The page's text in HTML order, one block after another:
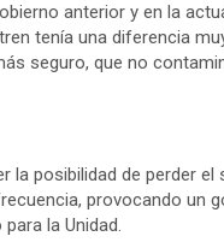
anterior y en la
tenía una diferencia
seguro, que no
la posibilidad de perder
provocando un
la Unidad.